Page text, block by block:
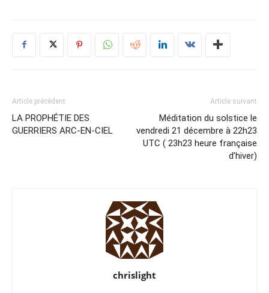
Article précédent
LA PROPHÉTIE DES
GUERRIERS ARC-EN-CIEL
Article suivant
Méditation du solstice le
vendredi 21 décembre à 22h23
UTC ( 23h23 heure française
d’hiver)
chrislight